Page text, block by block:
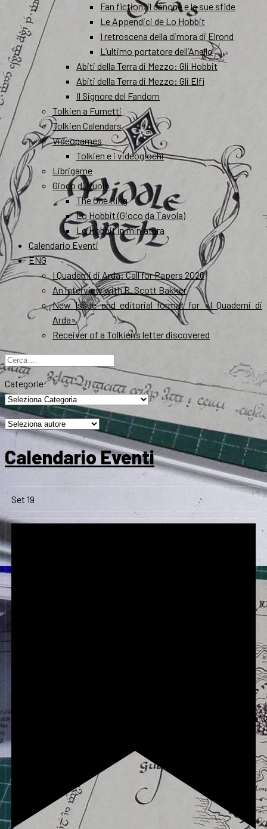
Fan fiction, il canone e le sue sfide
Le Appendici de Lo Hobbit
I retroscena della dimora di Elrond
L’ultimo portatore dell’Anello
Abiti della Terra di Mezzo: Gli Hobbit
Abiti della Terra di Mezzo: Gli Elfi
Il Signore del Fandom
Tolkien a Fumetti
Tolkien Calendars
Videogames
Tolkien e i videogiochi
Librigame
Gioco di Ruolo
The One Ring
Lo Hobbit (Gioco da Tavola)
Lo Hobbit in miniatura
Calendario Eventi
ENG
I Quaderni di Arda: Call for Papers 2026
An interview with R. Scott Bakker
New Issue and editorial format for «I Quaderni di
Arda»
Receiver of a Tolkien’s letter discovered
Ricerca
per:
Categorie
Calendario Eventi
Set 19